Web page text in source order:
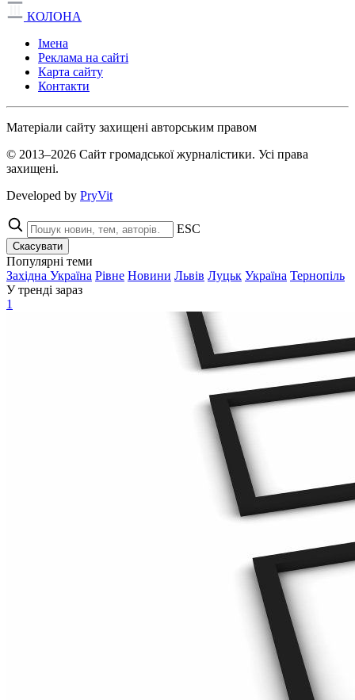
КОЛОНА
Імена
Реклама на сайті
Карта сайту
Контакти
Матеріали сайту захищені авторським правом
© 2013–2026 Сайт громадської журналістики. Усі права
захищені.
Developed by PryVit
ESC
Скасувати
Популярні теми
Західна Україна Рівне Новини Львів Луцьк Україна Тернопіль
У тренді зараз
1